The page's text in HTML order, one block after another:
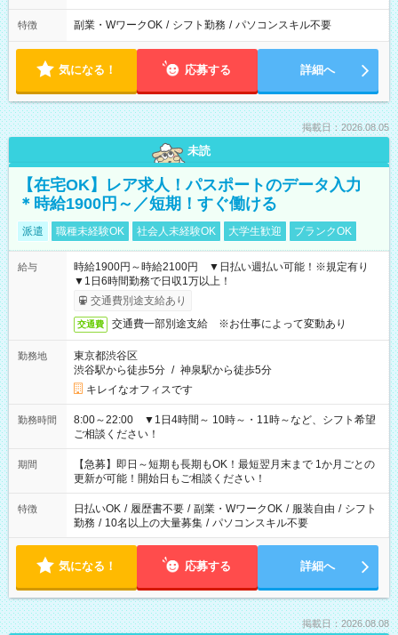
特徴 副業・WワークOK / シフト勤務 / パソコンスキル不要
気になる！ 応募する 詳細へ
掲載日：2026.08.05
未読
【在宅OK】レア求人！パスポートのデータ入力
＊時給1900円～／短期！すぐ働ける
派遣 職種未経験OK 社会人未経験OK 大学生歓迎 ブランクOK
給与
時給1900円～時給2100円 ▼日払い週払い可能！※規定有り
▼1日6時間勤務で日収1万以上！
交通費別途支給あり
交通費 交通費一部別途支給 ※お仕事によって変動あり
勤務地
東京都渋谷区
渋谷駅から徒歩5分 / 神泉駅から徒歩5分
キレイなオフィスです
勤務時間
8:00～22:00 ▼1日4時間～ 10時～・11時～など、シフト希望
ご相談ください！
期間
【急募】即日～短期も長期もOK！最短翌月末まで 1か月ごとの
更新が可能！開始日もご相談ください！
特徴 日払いOK / 履歴書不要 / 副業・WワークOK / 服装自由 / シフト
勤務 / 10名以上の大量募集 / パソコンスキル不要
気になる！ 応募する 詳細へ
掲載日：2026.08.08